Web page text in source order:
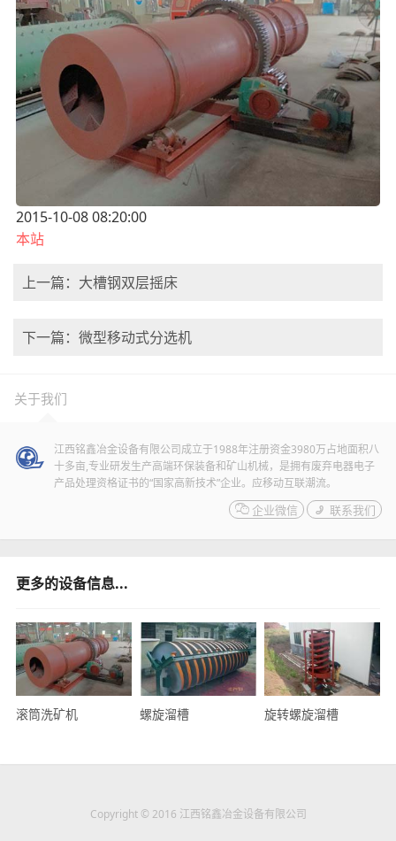
2015-10-08 08:20:00
本站
上一篇：大槽钢双层摇床
下一篇：微型移动式分选机
关于我们
江西铭鑫冶金设备有限公司成立于1988年注册资金3980万占地面积八
十多亩,专业研发生产高端环保装备和矿山机械，是拥有废弃电器电子
产品处理资格证书的“国家高新技术”企业。应移动互联潮流。
 企业微信  联系我们
更多的设备信息...
滚筒洗矿机 螺旋溜槽 旋转螺旋溜槽
Copyright © 2016 江西铭鑫冶金设备有限公司